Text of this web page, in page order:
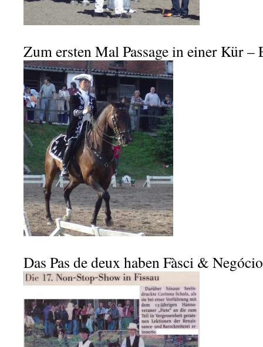
Zum ersten Mal Passage in einer Kür
Das Pas de deux haben Fàsci &